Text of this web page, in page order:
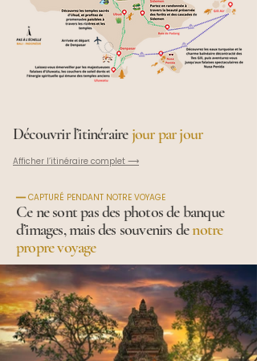
Découvrir l’itinérairejour par jour
Afficher l’itinéraire complet ⟶
━━ CAPTURÉ PENDANT NOTRE VOYAGE
Ce ne sont pas des photos de banque
d’images, mais des souvenirs denotre
propre voyage